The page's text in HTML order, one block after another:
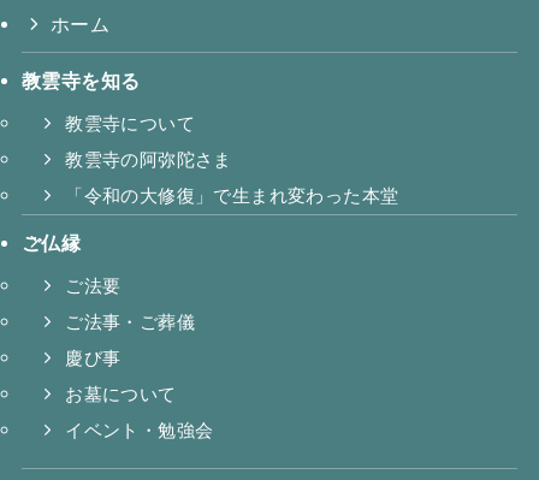
ホーム
教雲寺を知る
教雲寺について
教雲寺の阿弥陀さま
「令和の大修復」で生まれ変わった本堂
ご仏縁
ご法要
ご法事・ご葬儀
慶び事
お墓について
イベント・勉強会